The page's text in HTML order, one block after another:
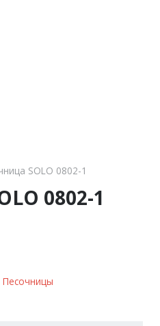
SOLO 0802-1
0802-1
Песочницы